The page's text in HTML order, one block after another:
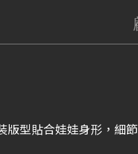
型貼合娃娃身形，細